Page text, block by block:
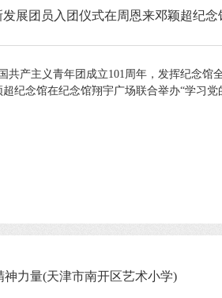
展团员入团仪式在周恩来邓颖超纪念
产主义青年团成立101周年，发挥纪念
纪念馆在纪念馆翔宇广场联合举办“学习
神力量(天津市南开区艺术小学)